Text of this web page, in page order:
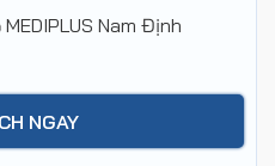
MEDIPLUS Nam Định